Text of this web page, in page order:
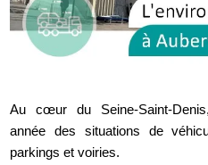
Au cœur du Seine-Saint-
année des situations de
parkings et voiries.